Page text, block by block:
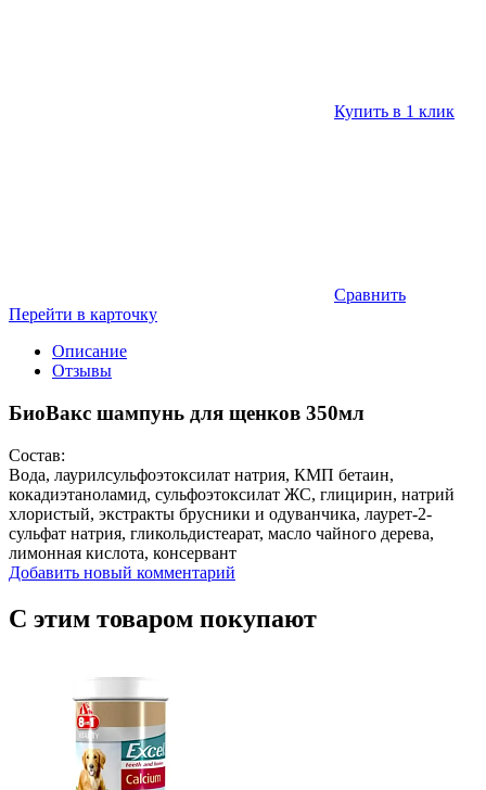
Купить в 1 клик
Сравнить
Перейти в карточку
Описание
Отзывы
БиоВакс шампунь для щенков 350мл
Состав:
Вода, лаурилсульфоэтоксилат натрия, КМП бетаин,
кокадиэтаноламид, сульфоэтоксилат ЖС, глицирин, натрий
хлористый, экстракты брусники и одуванчика, лаурет-2-
сульфат натрия, гликольдистеарат, масло чайного дерева,
лимонная кислота, консервант
Добавить новый комментарий
С этим товаром покупают